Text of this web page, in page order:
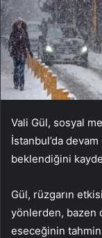
Vali Gül, sosyal
İstanbul’da devam
beklendiğini
Gül, rüzgarın
yönlerden, bazen
eseceğinin